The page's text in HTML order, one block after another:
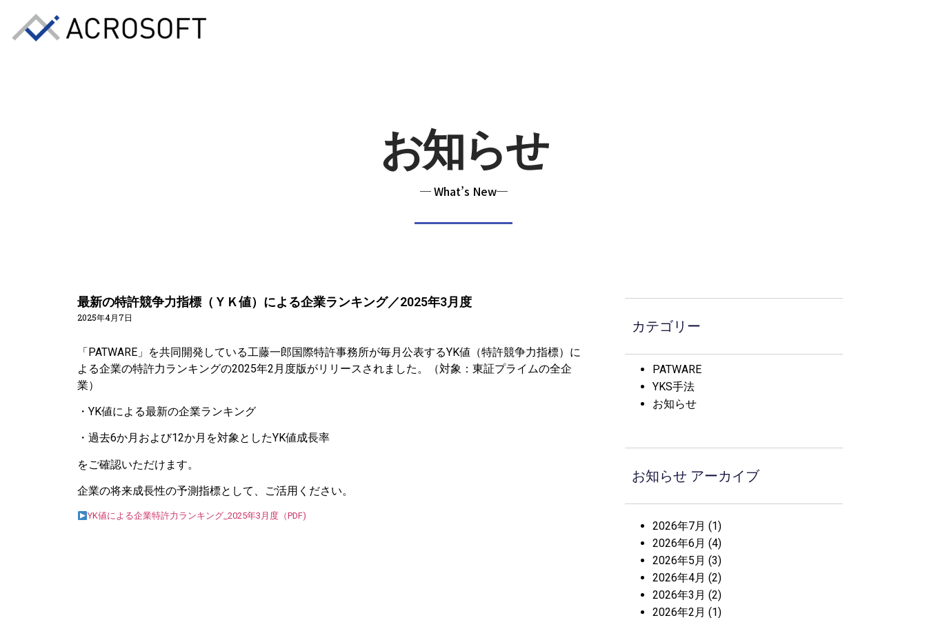
お知らせ
─ What’s New─
最新の特許競争力指標（ＹＫ値）による企業ランキング／2025年3月度
2025年4月7日
「PATWARE」を共同開発している工藤一郎国際特許事務所が毎月公表するYK値（特許競争力指標） に
よる企業の特許力ランキングの2025年2月度版がリリースされました。（対象： 東証プライムの全企
業）
・YK値による最新の企業ランキング
・過去6か月および12か月を対象としたYK値成長率
をご確認いただけます。
企業の将来成長性の予測指標として、ご活用ください。
YK値による企業特許力ランキング_2025年3月度（PDF)
カテゴリー
PATWARE
YKS手法
お知らせ
お知らせ アーカイブ
2026年7月 (1)
2026年6月 (4)
2026年5月 (3)
2026年4月 (2)
2026年3月 (2)
2026年2月 (1)